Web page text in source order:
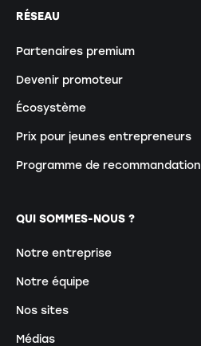
RÉSEAU
Partenaires premium
Devenir promoteur
Écosystème
Prix pour jeunes entrepreneurs
Programme de recommandation
QUI SOMMES-NOUS ?
Notre entreprise
Notre équipe
Nos sites
Médias